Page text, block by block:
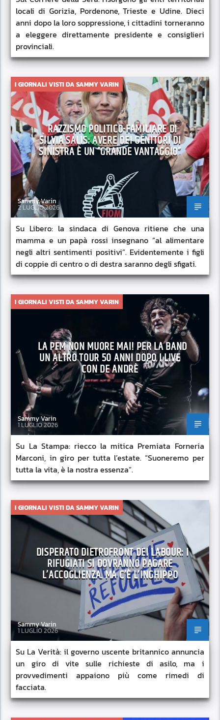
locali di Gorizia, Pordenone, Trieste e Udine. Dieci
anni dopo la loro soppressione, i cittadini torneranno
a eleggere direttamente presidente e consiglieri
provinciali.
I GIORNALI VISTI DA SAMMY VARIN
RAZZISMO POLITICO-FAMILIARE DI
SILVIA SALIS: AVERE DEI GENITORI DI
SINISTRA È UN “GRANDE VANTAGGIO”
Sammy Varin
2 LUGLIO 2026
Su Libero: la sindaca di Genova ritiene che una
mamma e un papà rossi insegnano “al alimentare
negli altri sentimenti positivi”. Evidentemente i figli
di coppie di centro o di destra saranno degli sfigati.
I GIORNALI VISTI DA SAMMY VARIN
LA PFM NON MUORE MAI! PER LA BAND
UN ALTRO TOUR 50 ANNI DOPO I LIVE
CON DE ANDRÈ
Sammy Varin
1 LUGLIO 2026
Su La Stampa: riecco la mitica Premiata Forneria
Marconi, in giro per tutta l’estate. “Suoneremo per
tutta la vita, è la nostra essenza”.
I GIORNALI VISTI DA SAMMY VARIN
DISPERATO DIETROFRONT DEI LABOUR: I
RIFUGIATI SI DOVRANNO PAGARE
L’ACCOGLIENZA. MA C’È L’INGHIPPO
Sammy Varin
1 LUGLIO 2026
Su La Verità: il governo uscente britannico annuncia
un giro di vite sulle richieste di asilo, ma i
provvedimenti appaiono più come rimedi di
facciata.